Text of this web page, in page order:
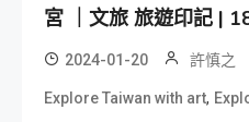
宮 ｜文旅 旅遊印記 |
2024-01-20 許慎之
Explore Taiwan with art,